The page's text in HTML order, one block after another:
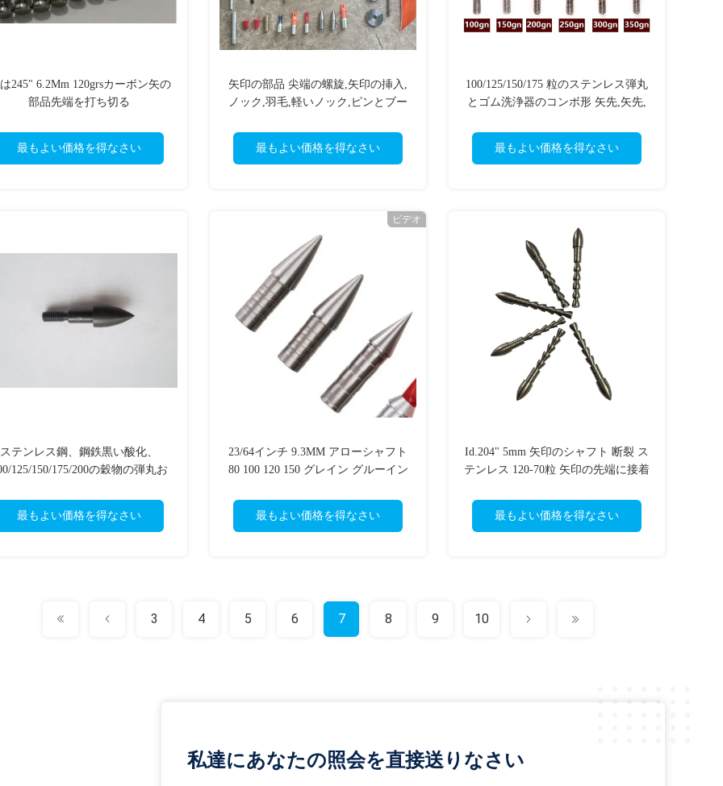
245" 6.2Mm 120grsカーボン矢の
部品先端を打ち切る
最もよい価格を得なさい
矢印の部品 尖端の螺旋,矢印の挿入,
ノック,羽毛,軽いノック,ピンとブー
最もよい価格を得なさい
100/125/150/175 粒のステンレス弾丸
とゴム洗浄器のコンボ形 矢先,矢先,
最もよい価格を得なさい
ステンレス鋼、鋼鉄黒い酸化、
125/150/175/200の穀物の弾丸お
最もよい価格を得なさい
ビデオ
23/64インチ 9.3MM アローシャフト
80 100 120 150 グレイン グルーイン
最もよい価格を得なさい
Id.204" 5mm 矢印のシャフト 断裂 ス
テンレス 120-70粒 矢印の先端に接着
最もよい価格を得なさい
3 4 5 6 7 8 9 10
私達にあなたの照会を直接送りなさい